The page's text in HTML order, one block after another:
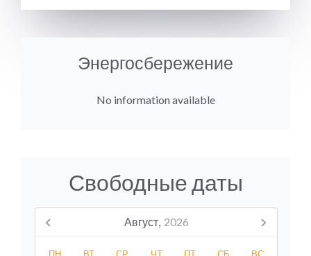
Энергосбережение
No information available
Свободные даты
Август, 2026
ПН ВТ СР ЧТ ПТ СБ ВС